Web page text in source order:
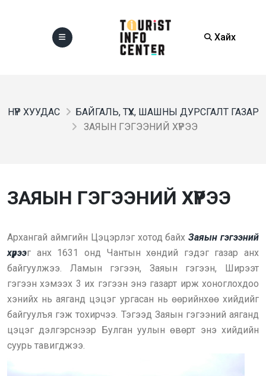
Хайх
НҮҮР ХУУДАС
БАЙГАЛЬ, ТҮҮХ, ШАШНЫ ДУРСГАЛТ ГАЗАР
ЗАЯЫН ГЭГЭЭНИЙ ХҮРЭЭ
ЗАЯЫН ГЭГЭЭНИЙ ХҮРЭЭ
Архангай аймгийн Цэцэрлэг хотод байхЗаяын гэгээний
хүрээг анх 1631 онд Чантын хөндий гэдэг газар анх
байгуулжээ. Ламын гэгээн, Заяын гэгээн, Ширээт
гэгээн хэмээх 3 их гэгээн энэ газарт ирж хоноглохдоо
хэнийх нь аяганд цэцэг ургасан нь өөрийнхөө хийдийг
байгуулъя гэж тохирчээ. Тэгээд Заяын гэгээний аяганд
цэцэг дэлгэрснээр Булган уулын өвөрт энэ хийдийн
суурь тавигджээ.